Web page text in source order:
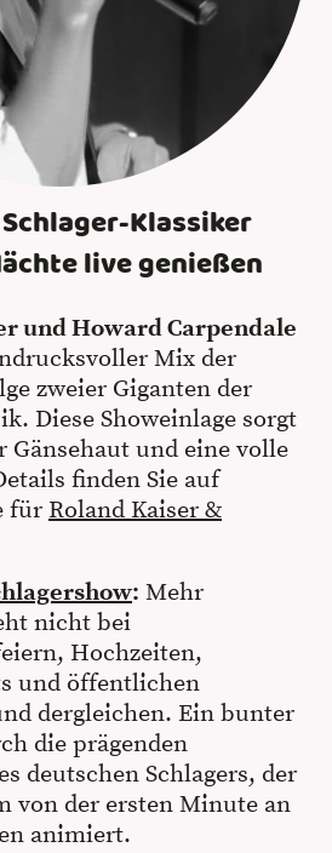
Klassiker
live genießen
und Howard Carpendale
Mix der
zweier Giganten der
Diese Showeinlage sorgt
Gänsehaut und eine volle
finden Sie auf
fürRoland Kaiser &
: Mehr
nicht bei
Hochzeiten,
und öffentlichen
dergleichen. Ein bunter
die prägenden
deutschen Schlagers, der
von der ersten Minute an
animiert.